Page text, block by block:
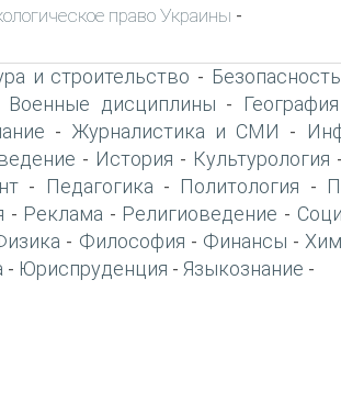
право Украины -
и строительство -
Военные дисциплины - География
- Журналистика и СМИ -
- История - Культурология -
- Педагогика - Политология -
- Реклама - Религиоведение -
- Философия - Финансы -
- Юриспруденция - Языкознание -